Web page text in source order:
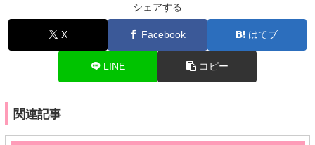
シェアする
X Facebook はてブ
LINE コピー
関連記事